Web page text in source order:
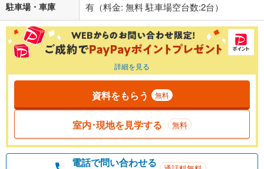
駐車場・車庫 有（料金: 無料 駐車場空台数:2台）
詳細を見る
資料をもらう 無料
室内･現地を見学する 無料
電話で問い合わせる